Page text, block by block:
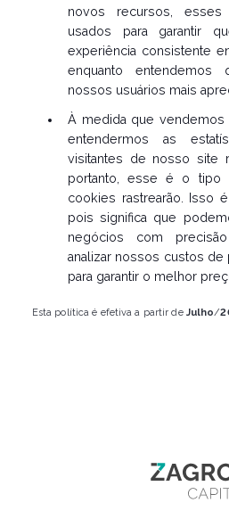
novos recursos,
usados ​​para garantir
experiência consistente
enquanto entendemos
nossos usuários mais
À medida que vendemos
entendermos as
visitantes de nosso site
portanto, esse é o tipo
cookies rastrearão. Isso
pois significa que
negócios com
analizar nossos custos
para garantir o melhor
Esta política é efetiva a partir de Julho/